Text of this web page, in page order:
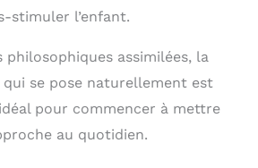
stimuler l’enfant.
philosophiques assimilées, la
se pose naturellement est
pour commencer à mettre
au quotidien.